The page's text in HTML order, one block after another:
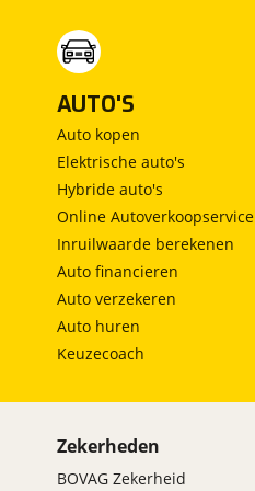
AUTO'S
Auto kopen
Elektrische auto's
Hybride auto's
Online Autoverkoopservice
Inruilwaarde berekenen
Auto financieren
Auto verzekeren
Auto huren
Keuzecoach
Zekerheden
BOVAG Zekerheid